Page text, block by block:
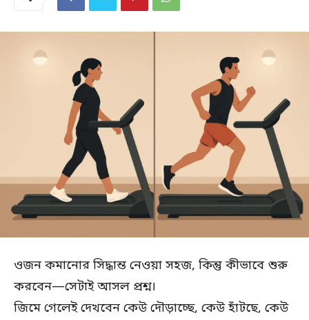
ওজন কমানোর সিদ্ধান্ত নেওয়া সহজ, কিন্তু কীভাবে শুরু
করবেন—সেটাই আসল প্রশ্ন।
জিমে গেলেই দেখবেন কেউ দৌড়াচ্ছে, কেউ হাঁটছে, কেউ